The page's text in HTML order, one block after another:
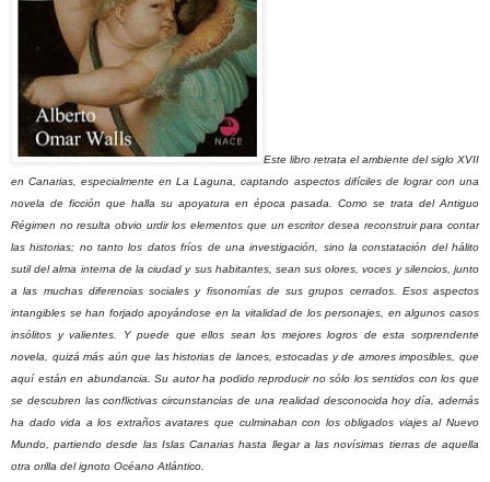
Este libro retrata el ambiente del siglo XVII
en Canarias, especialmente en La Laguna, captando aspectos difíciles de lograr con una
novela de ficción que halla su apoyatura en época pasada. Como se trata del Antiguo
Régimen no resulta obvio urdir los elementos que un escritor desea reconstruir para contar
las historias; no tanto los datos fríos de una investigación, sino la constatación del hálito
sutil del alma interna de la ciudad y sus habitantes, sean sus olores, voces y silencios, junto
a las muchas diferencias sociales y fisonomías de sus grupos cerrados. Esos aspectos
intangibles se han forjado apoyándose en la vitalidad de los personajes, en algunos casos
insólitos y valientes. Y puede que ellos sean los mejores logros de esta sorprendente
novela, quizá más aún que las historias de lances, estocadas y de amores imposibles, que
aquí están en abundancia. Su autor ha podido reproducir no sólo los sentidos con los que
se descubren las conflictivas circunstancias de una realidad desconocida hoy día, además
ha dado vida a los extraños avatares que culminaban con los obligados viajes al Nuevo
Mundo, partiendo desde las Islas Canarias hasta llegar a las novísimas tierras de aquella
otra orilla del ignoto Océano Atlántico.